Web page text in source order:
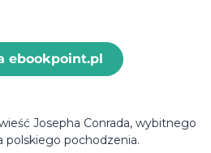
ebookpoint.pl
Josepha Conrada, wybitnego
polskiego pochodzenia.